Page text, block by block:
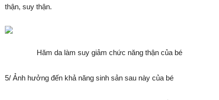
thận, suy thận.
Hăm da làm suy giảm chức năng thận của bé
5/ Ảnh hưởng đến khả năng sinh sản sau này của bé